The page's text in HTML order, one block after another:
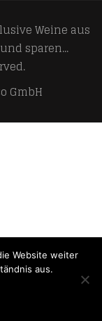
Weine aus
sparen...
GmbH
Website weiter
aus.